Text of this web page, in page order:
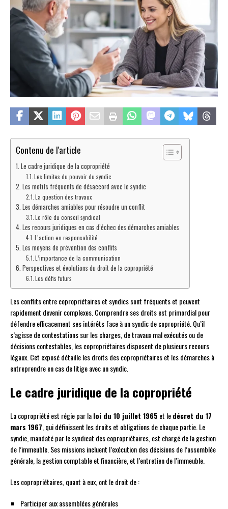
Contenu de l'article
Le cadre juridique de la copropriété
Les limites du pouvoir du syndic
Les motifs fréquents de désaccord avec le syndic
La question des travaux
Les démarches amiables pour résoudre un conflit
Le rôle du conseil syndical
Les recours juridiques en cas d’échec des démarches amiables
L’action en responsabilité
Les moyens de prévention des conflits
L’importance de la communication
Perspectives et évolutions du droit de la copropriété
Les défis futurs
Les conflits entre copropriétaires et syndics sont fréquents et peuvent
rapidement devenir complexes. Comprendre ses droits est primordial pour
défendre efficacement ses intérêts face à un syndic de copropriété. Qu’il
s’agisse de contestations sur les charges, de travaux mal exécutés ou de
décisions contestables, les copropriétaires disposent de plusieurs recours
légaux. Cet exposé détaille les droits des copropriétaires et les démarches à
entreprendre en cas de litige avec un syndic.
Le cadre juridique de la copropriété
La copropriété est régie par laloi du 10 juillet 1965 et ledécret du 17
mars 1967 , qui définissent les droits et obligations de chaque partie. Le
syndic, mandaté par le syndicat des copropriétaires, est chargé de la gestion
de l’immeuble. Ses missions incluent l’exécution des décisions de l’assemblée
générale, la gestion comptable et financière, et l’entretien de l’immeuble.
Les copropriétaires, quant à eux, ont le droit de :
Participer aux assemblées générales